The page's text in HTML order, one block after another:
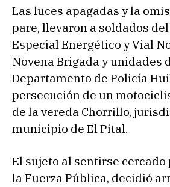
Las luces apagadas y la
pare, llevaron a soldados
Especial Energético y Vial
Novena Brigada y unidades
Departamento de Policía
persecución de un
de la vereda Chorrillo,
municipio de El Pital.
El sujeto al sentirse cercado
la Fuerza Pública, decidió